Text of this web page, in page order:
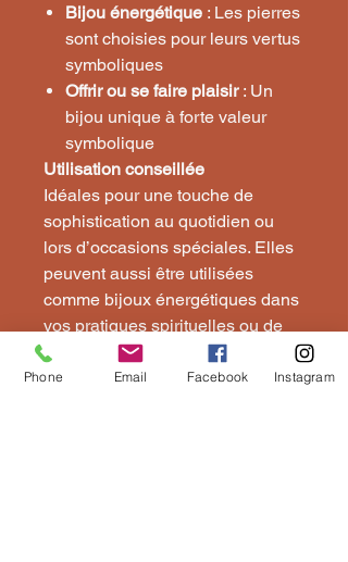
Bijou énergétique : Les pierres
sont choisies pour leurs vertus
symboliques
Offrir ou se faire plaisir: Un
bijou unique à forte valeur
symbolique
Utilisation conseillée
Idéales pour une touche de
sophistication au quotidien ou
lors d’occasions spéciales. Elles
peuvent aussi être utilisées
comme bijoux énergétiques dans
vos pratiques spirituelles ou de
bien-être.
Sublimez vos mains avec éclat et
Phone Email Facebook Instagram